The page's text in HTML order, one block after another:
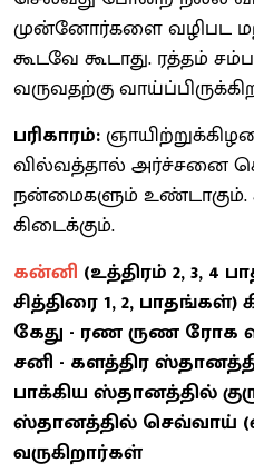
முன்னோர்களை வழிபட
கூடவே கூடாது. ரத்தம்
வருவதற்கு
பரிகாரம்:
வில்வத்தால் அர்ச்சனை
நன்மைகளும் உண்டாகும்.
கிடைக்கும்.
கன்னி (உத்திரம் 2, 3,
சித்திரை 1, 2, பாதங்கள்)
கேது - ரண ருண ரோக
சனி - களத்திர
பாக்கிய ஸ்தானத்தில்
ஸ்தானத்தில் செவ்வாய்
வருகிறார்கள்